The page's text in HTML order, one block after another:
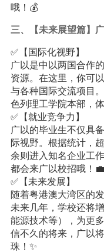
哦！💰
三、【未来展望篇】
✅【国际化视野】
广以是中以两国合作
资源。在这里，你可
与各种国际交流项目
色列理工学院本部，
✅【就业竞争力】
广以的毕业生不仅具
际视野。根据统计，
余则进入知名企业工
都会来广以校招哦！💼
✅【未来发展】
随着粤港澳大湾区的
未来几年，学校还将
能源技术等），为更
信不久的将来，广以
珠！✨